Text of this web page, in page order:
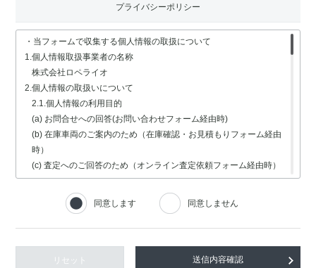
プライバシーポリシー
・当フォームで収集する個人情報の取扱について
1.個人情報取扱事業者の名称
株式会社ロペライオ
2.個人情報の取扱いについて
2.1.個人情報の利用目的
(a) お問合せへの回答(お問い合わせフォーム経由時)
(b) 在庫車両のご案内のため（在庫確認・お見積もりフォーム経由
時）
(c) 査定へのご回答のため（オンライン査定依頼フォーム経由時）
(d) 車検・修理関連の回答のため（車検・修理の受付フォーム経由
(e) 採用選考業務（採用情報フォーム経由時）
2.2.個人情報の取扱いの委託
情報の安全管理が図られるよう、充分な保護水準を備えている委託
同意します 同意しません
リセット